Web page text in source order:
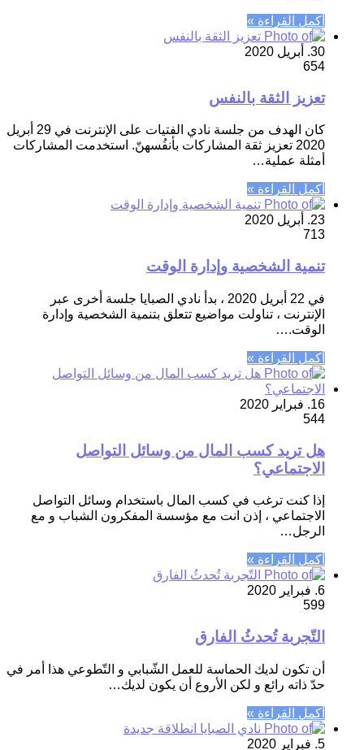
أكمل القراءة »
30. أبريل 2020
654
تعزيز الثقة بالنفس
كان الهدف من جلسة نادي الفتيات على الإنترنت في 29 أبريل
2020 تعزيز ثقة المشاركات بأنفُسهنّ. استخدمت المشاركات
أمثلة عملية…
أكمل القراءة »
23. أبريل 2020
713
تنمية الشخصية وإدارة الوقت
في 22 أبريل 2020 ، بدأ نادي الصبايا جلسة أخرى عبر
الإنترنت ، تناولت مواضيع تتعلق بتنمية الشخصية وإدارة
الوقت.…
أكمل القراءة »
16. فبراير 2020
544
هل تريد كسب المال من وسائل التواصل
الاجتماعي؟
إذا كنت ترغب في كسب المال باستخدام وسائل التواصل
الاجتماعي ، إذن انت مع مؤسسة المفكرون الشباب و مع
الرجل…
أكمل القراءة »
6. فبراير 2020
599
التّجربة تُحدثُ الفارق
أن تكون لديك الحماسة للعمل الشّبابي و التّطوعي هذا أمر في
حدّ ذاته رائع و لكن الأروع أن يكون لديك…
أكمل القراءة »
5. فبراير 2020